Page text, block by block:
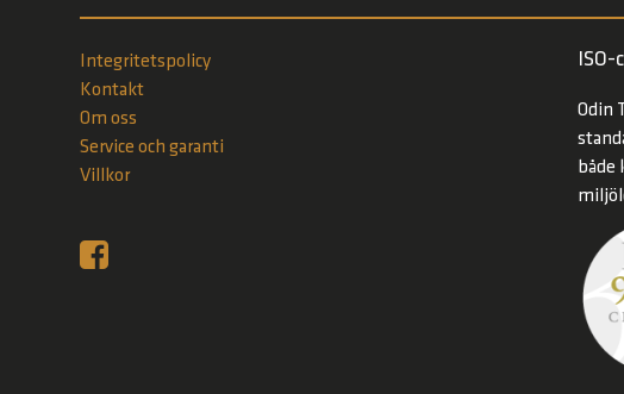
Integritetspolicy
Kontakt
Om oss
Service och garanti
Villkor
ISO-
Odin
både